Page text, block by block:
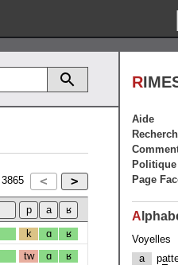
3865
k ɑ ʁ
tw ɑ ʁ
R
Aide
Page
A
Voyelles
a
pa